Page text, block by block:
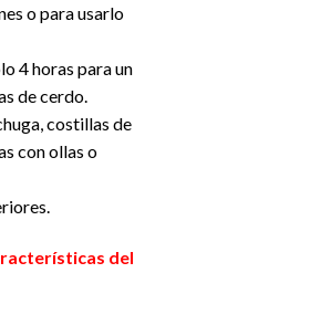
o para usarlo
4 horas para un
de cerdo.
costillas de
con ollas o
del